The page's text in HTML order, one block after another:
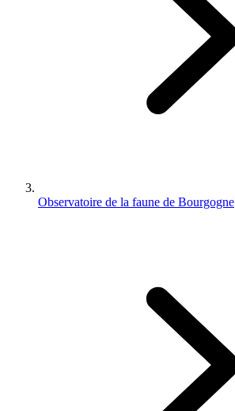
Observatoire de la faune de Bourgogne